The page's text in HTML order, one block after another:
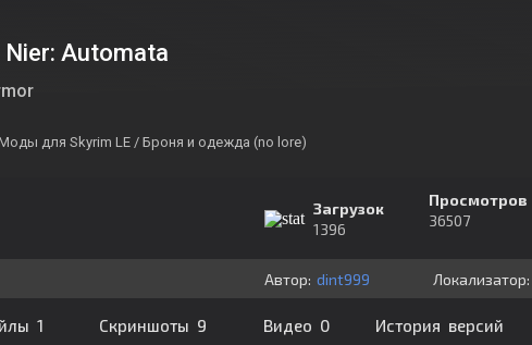
Automata
для Skyrim LE / Броня и одежда (no lore)
Загрузок
1396
Просмотров
36507
Автор: dint999 Локализатор:
1 Скриншоты 9 Видео 0 История версий